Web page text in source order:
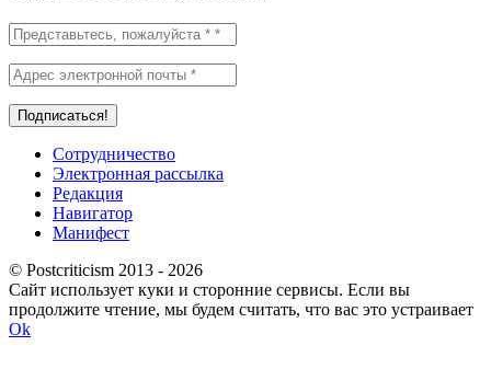
Сотрудничество
Электронная рассылка
Редакция
Навигатор
Манифест
© Postcriticism 2013 - 2026
Сайт использует куки и сторонние сервисы. Если вы
продолжите чтение, мы будем считать, что вас это устраивает
Ok